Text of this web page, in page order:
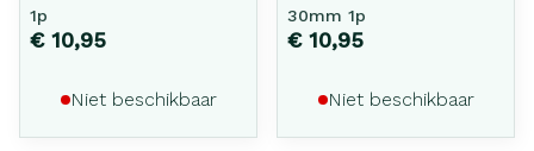
1p
€ 10,95
Niet beschikbaar
30mm 1p
€ 10,95
Niet beschikbaar